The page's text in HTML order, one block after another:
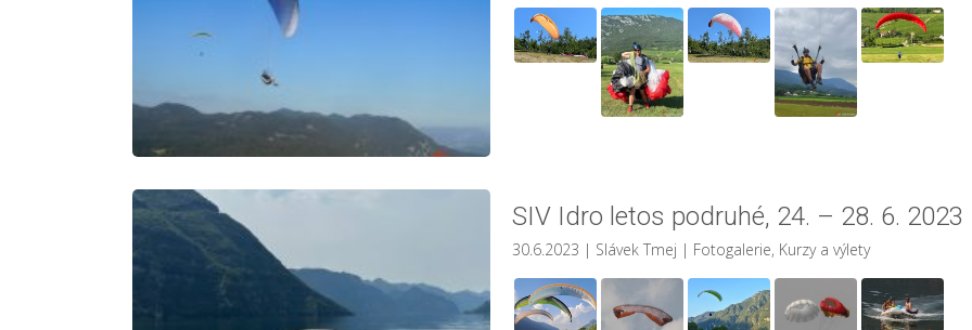
SIV Idro letos podruhé, 24. – 28. 6. 2023
30.6.2023 | Slávek Tmej | Fotogalerie, Kurzy a výlety